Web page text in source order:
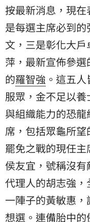
按最新消息，現
是每選主席必到
文 ，三是彰化大
萍，最新宣佈參
的羅智強 。這五
服眾，金不足以
與組織能力的恐
席，包括眾龜所望
罷免之戰的現任主
侯友宜，號稱沒
代理人的胡志強
一陣子的黃敏惠
想選。連備胎中